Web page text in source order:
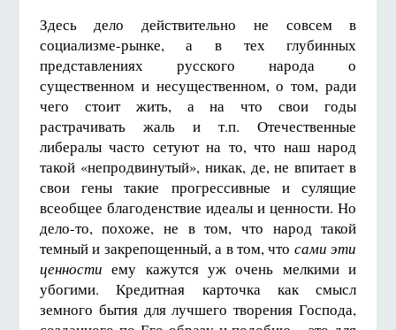
Здесь дело действительно не совсем в
социализме-рынке, а в тех глубинных
представлениях русского народа о
существенном и несущественном, о том, ради
чего стоит жить, а на что свои годы
растрачивать жаль и т.п. Отечественные
либералы часто сетуют на то, что наш народ
такой «непродвинутый», никак, де, не впитает в
свои гены такие прогрессивные и сулящие
всеобщее благоденствие идеалы и ценности. Но
дело-то, похоже, не в том, что народ такой
темный и закрепощенный, а в том, что сами эти
ценности ему кажутся уж очень мелкими и
убогими. Кредитная карточка как смысл
земного бытия для лучшего творения Господа,